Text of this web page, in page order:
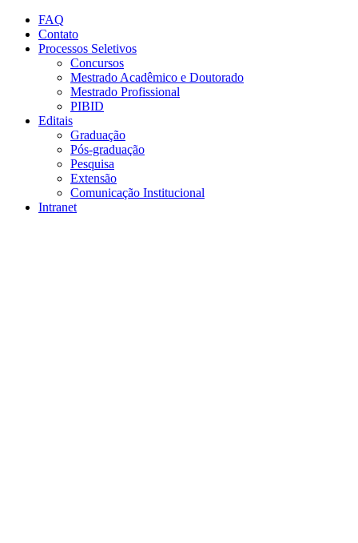
Conteúdo principal
FAQ
Contato
Processos Seletivos
Concursos
Mestrado Acadêmico e Doutorado
Mestrado Profissional
PIBID
Editais
Graduação
Pós-graduação
Pesquisa
Extensão
Comunicação Institucional
Intranet